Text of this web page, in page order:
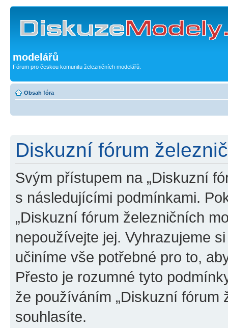
modelářů
Fórum pro českou komunitu železničních modelářů.
Obsah fóra
Diskuzní fórum
Svým přístupem na „Diskuzní
s následujícími podmínkami.
„Diskuzní fórum železničních
nepoužívejte jej. Vyhrazujeme
učiníme vše potřebné pro to,
Přesto je rozumné tyto
že používáním „Diskuzní fórum
souhlasíte.